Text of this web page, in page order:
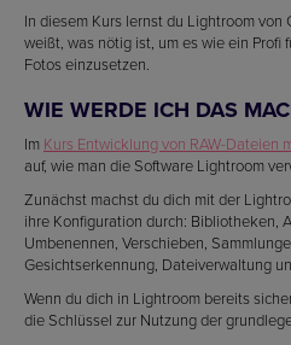
In diesem Kurs lernst du Lightroom von
weißt, was nötig ist, um es wie ein Profi
Fotos einzusetzen.
WIE WERDE ICH DAS
Im Kurs Entwicklung von RAW-Dateien
auf, wie man die Software Lightroom
Zunächst machst du dich mit der
ihre Konfiguration durch: Bibliotheken,
Umbenennen, Verschieben,
Gesichtserkennung, Dateiverwaltung
Wenn du dich in Lightroom bereits
die Schlüssel zur Nutzung der